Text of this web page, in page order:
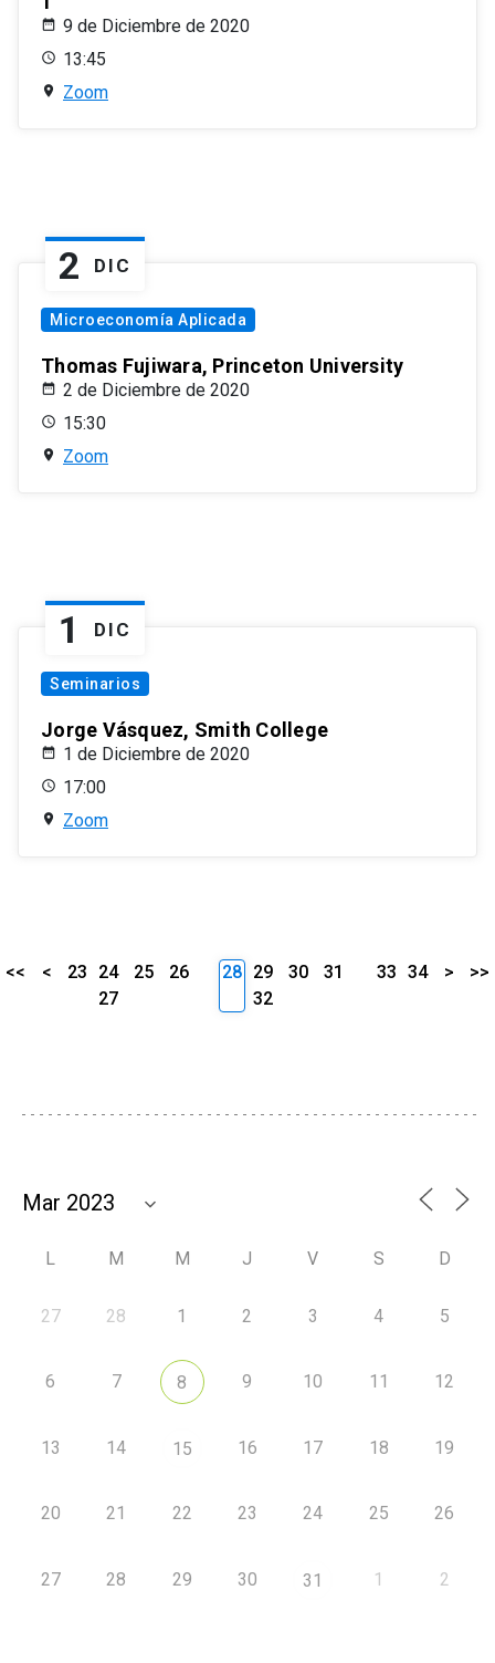
9 de Diciembre de 2020
13:45
Zoom
2 DIC
Microeconomía Aplicada
Thomas Fujiwara, Princeton University
2 de Diciembre de 2020
15:30
Zoom
1 DIC
Seminarios
Jorge Vásquez, Smith College
1 de Diciembre de 2020
17:00
Zoom
<< < 23 24 25
26
27
28 29 30
31
32
33 34 > >>
L M M J V S D
27 28 1 2 3 4 5
6 7 8 9 10 11 12
13 14 15 16 17 18 19
20 21 22 23 24 25 26
27 28 29 30 31 1 2